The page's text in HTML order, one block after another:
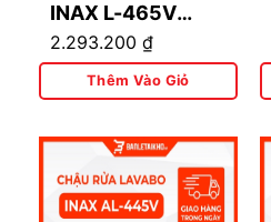
INAX L-465V
(L465V) Đặt Bàn
2.293.200 ₫
Thêm Vào Giỏ